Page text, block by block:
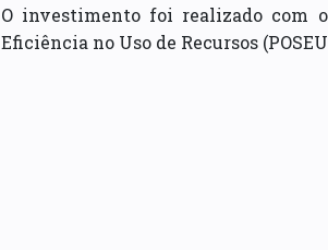
O investimento foi realizado com
Eficiência no Uso de Recursos